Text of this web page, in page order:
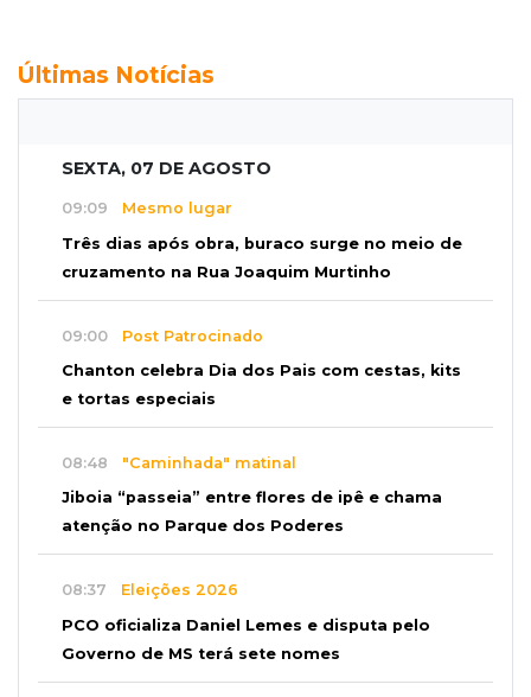
Últimas Notícias
SEXTA, 07 DE AGOSTO
09:09 Mesmo lugar
Três dias após obra, buraco surge no meio de
cruzamento na Rua Joaquim Murtinho
09:00 Post Patrocinado
Chanton celebra Dia dos Pais com cestas, kits
e tortas especiais
08:48 "Caminhada" matinal
Jiboia “passeia” entre flores de ipê e chama
atenção no Parque dos Poderes
08:37 Eleições 2026
PCO oficializa Daniel Lemes e disputa pelo
Governo de MS terá sete nomes